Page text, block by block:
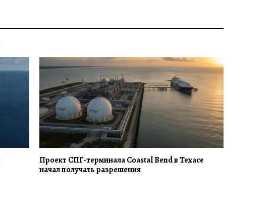
Проект СПГ-терминала Coastal Bend в Техасе
начал получать разрешения